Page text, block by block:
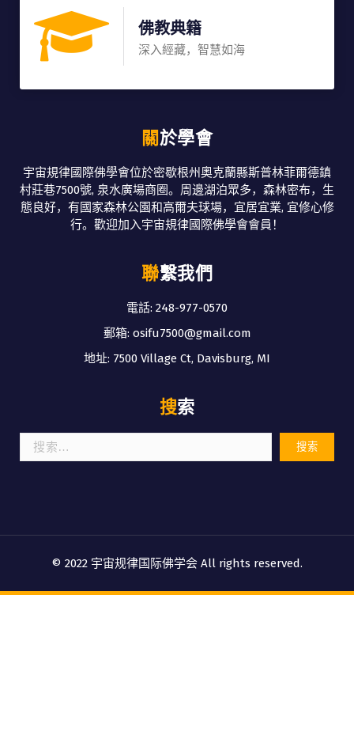
佛教典籍
深入經藏，智慧如海
關於學會
宇宙規律國際佛學會位於密歇根州奧克蘭縣斯普林菲爾德鎮
村莊巷7500號, 泉水廣場商圈。周邊湖泊眾多，森林密布，生
態良好，有國家森林公園和高爾夫球場，宜居宜業, 宜修心修
行。歡迎加入宇宙規律國際佛學會會員！
聯繫我們
電話: 248-977-0570
郵箱: osifu7500@gmail.com
地址: 7500 Village Ct, Davisburg, MI
搜索
索：
© 2022 宇宙规律国际佛学会 All rights reserved.